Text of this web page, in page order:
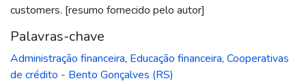
customers. [resumo fornecido pelo autor]
Palavras-chave
Administração financeira, Educação financeira, Cooperativas
de crédito - Bento Gonçalves (RS)